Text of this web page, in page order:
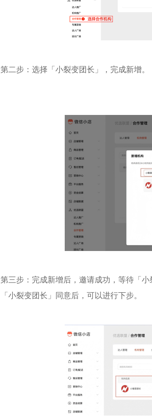
第二步：选择「小裂变团长」，完成新增。
第三步：完成新增后，邀请成功，等待「小
「小裂变团长」同意后，可以进行下步。